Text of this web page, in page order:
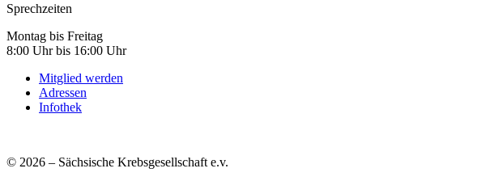
Sprechzeiten
Montag bis Freitag
8:00 Uhr bis 16:00 Uhr
Mitglied werden
Adressen
Infothek
© 2026 – Sächsische Krebsgesellschaft e.v.